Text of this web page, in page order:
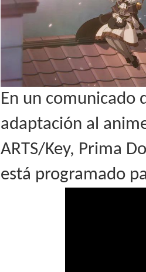
En un comunicado
adaptación al
ARTS/Key, Prima
está programado